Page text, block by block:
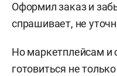
Оформил заказ и
спрашивает, не
Но маркетплейсам и
готовиться не